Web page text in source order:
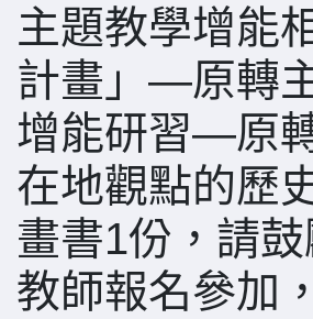
主題教學增能
計畫」—原轉
增能研習—原
在地觀點的歷
畫書1份，請
教師報名參加